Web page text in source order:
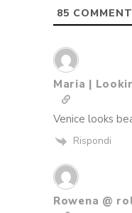
85
Maria |
Venice looks
Rispondi
Rowena @